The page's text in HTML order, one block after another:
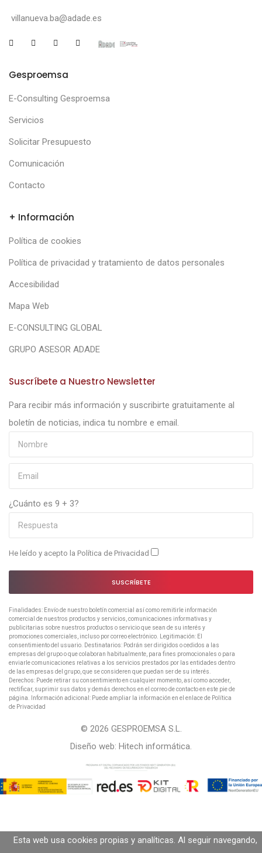
villanueva.ba@adade.es
Gesproemsa
E-Consulting Gesproemsa
Servicios
Solicitar Presupuesto
Comunicación
Contacto
+ Información
Política de cookies
Política de privacidad y tratamiento de datos personales
Accesibilidad
Mapa Web
E-CONSULTING GLOBAL
GRUPO ASESOR ADADE
Suscríbete a Nuestro Newsletter
Para recibir más información y suscribirte gratuitamente al
boletín de noticias, indica tu nombre e email.
¿Cuánto es 9 + 3?
He leído y acepto la Política de Privacidad
SUSCRÍBETE
Finalidades: Envío de nuestro boletín comercial así como remitirle información
comercial de nuestros productos y servicios, comunicaciones informativas y
publicitarias sobre nuestros productos o servicio que sean de su interés y
promociones comerciales, incluso por correo electrónico. Legitimación: El
consentimiento del usuario. Destinatarios: Podrán ser dirigidos o cedidos a las
empresas del grupo o que colaboran habitualmente, para fines promocionales o para
enviarle comunicaciones relativas a los servicios prestados por las entidades dentro
de las empresas del grupo, que se consideren que puedan ser de su interés.
Derechos: Puede retirar su consentimiento en cualquier momento, así como acceder,
rectificar, suprimir sus datos y demás derechos en el correo de contacto en este pie de
página. Información adicional: Puede ampliar la información en el enlace de Política
de Privacidad
© 2026 GESPROEMSA S.L.
Diseño web: Hitech informática.
Esta web usa cookies propias y analíticas. Al seguir navegando,